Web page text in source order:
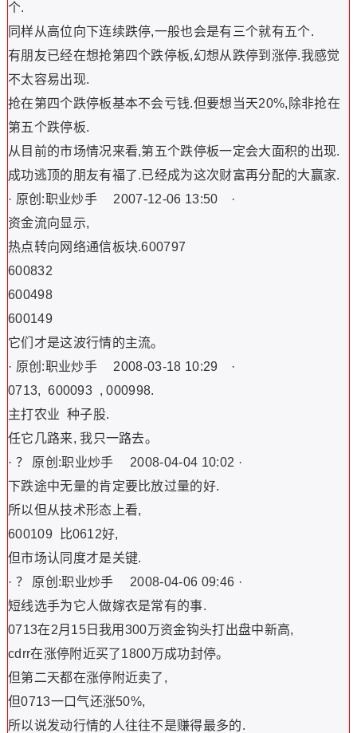
个.
同样从高位向下连续跌停,一般也会是有三个就有五个.
有朋友已经在想抢第四个跌停板,幻想从跌停到涨停.我感觉
不太容易出现.
抢在第四个跌停板基本不会亏钱.但要想当天20%,除非抢在
第五个跌停板.
从目前的市场情况来看,第五个跌停板一定会大面积的出现.
成功逃顶的朋友有福了.已经成为这次财富再分配的大赢家.
· 原创:职业炒手 2007-12-06 13:50 ·
资金流向显示,
热点转向网络通信板块.600797
600832
600498
600149
它们才是这波行情的主流。
· 原创:职业炒手 2008-03-18 10:29 ·
0713, 600093 , 000998.
主打农业 种子股.
任它几路来, 我只一路去。
· ？ 原创:职业炒手 2008-04-04 10:02 ·
下跌途中无量的肯定要比放过量的好.
所以但从技术形态上看,
600109 比0612好,
但市场认同度才是关键.
· ？ 原创:职业炒手 2008-04-06 09:46 ·
短线选手为它人做嫁衣是常有的事.
0713在2月15日我用300万资金钩头打出盘中新高,
cdrr在涨停附近买了1800万成功封停。
但第二天都在涨停附近卖了,
但0713一口气还涨50%,
所以说发动行情的人往往不是赚得最多的.